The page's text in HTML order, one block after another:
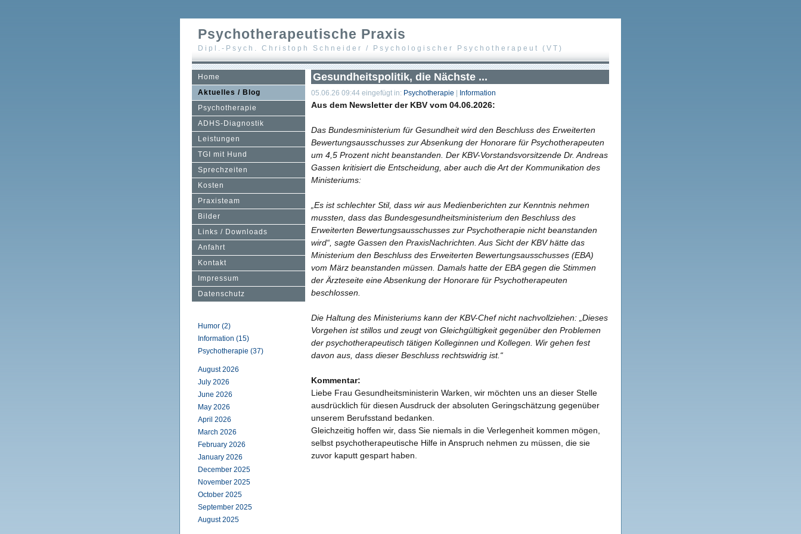
Psychotherapeutische Praxis
Dipl.-Psych. Christoph Schneider / Psychologischer Psychotherapeut (VT)
Home
Aktuelles / Blog
Psychotherapie
ADHS-Diagnostik
Leistungen
TGI mit Hund
Sprechzeiten
Kosten
Praxisteam
Bilder
Links / Downloads
Anfahrt
Kontakt
Impressum
Datenschutz
Humor (2)
Information (15)
Psychotherapie (37)
August 2026
July 2026
June 2026
May 2026
April 2026
March 2026
February 2026
January 2026
December 2025
November 2025
October 2025
September 2025
August 2025
Gesundheitspolitik, die Nächste ...
05.06.26 09:44 eingefügt in: Psychotherapie Information
Aus dem Newsletter der KBV vom 04.06.2026:
Das Bundesministerium für Gesundheit wird den Beschluss des Erweiterten
Bewertungsausschusses zur Absenkung der Honorare für Psychotherapeuten
um 4,5 Prozent nicht beanstanden. Der KBV-Vorstandsvorsitzende Dr. Andreas
Gassen kritisiert die Entscheidung, aber auch die Art der Kommunikation des
Ministeriums:
„Es ist schlechter Stil, dass wir aus Medienberichten zur Kenntnis nehmen
mussten, dass das Bundesgesundheitsministerium den Beschluss des
Erweiterten Bewertungsausschusses zur Psychotherapie nicht beanstanden
wird“, sagte Gassen den PraxisNachrichten. Aus Sicht der KBV hätte das
Ministerium den Beschluss des Erweiterten Bewertungsausschusses (EBA)
vom März beanstanden müssen. Damals hatte der EBA gegen die Stimmen
der Ärzteseite eine Absenkung der Honorare für Psychotherapeuten
beschlossen.
Die Haltung des Ministeriums kann der KBV-Chef nicht nachvollziehen: „Dieses
Vorgehen ist stillos und zeugt von Gleichgültigkeit gegenüber den Problemen
der psychotherapeutisch tätigen Kolleginnen und Kollegen. Wir gehen fest
davon aus, dass dieser Beschluss rechtswidrig ist.“
Kommentar:
Liebe Frau Gesundheitsministerin Warken, wir möchten uns an dieser Stelle
ausdrücklich für diesen Ausdruck der absoluten Geringschätzung gegenüber
unserem Berufsstand bedanken.
Gleichzeitig hoffen wir, dass Sie niemals in die Verlegenheit kommen mögen,
selbst psychotherapeutische Hilfe in Anspruch nehmen zu müssen, die sie
zuvor kaputt gespart haben.